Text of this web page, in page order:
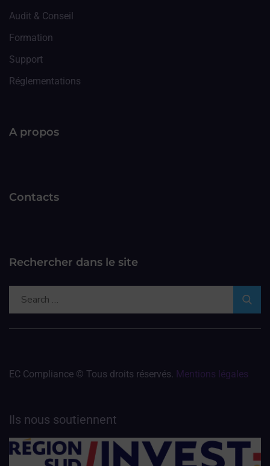
Audit & Conseil
Formation
Support
Réglementations
A propos
Contacts
Rechercher dans le site
EC Compliance © Tous droits réservés. Mentions légales
Ils nous soutiennent